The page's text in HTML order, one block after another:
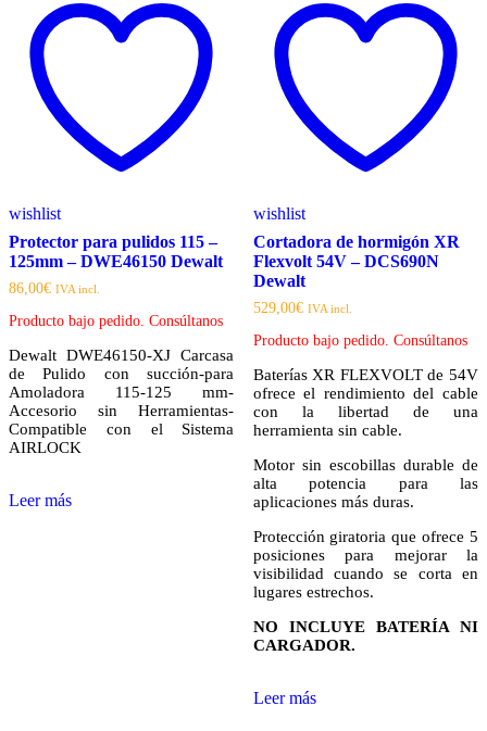
wishlist
Protector para pulidos 115 –
125mm – DWE46150 Dewalt
86,00€ IVA incl.
Producto bajo pedido. Consúltanos
Dewalt DWE46150-XJ Carcasa
de Pulido con succión-para
Amoladora 115-125 mm-
Accesorio sin Herramientas-
Compatible con el Sistema
AIRLOCK
Leer más
wishlist
Cortadora de hormigón XR
Flexvolt 54V – DCS690N
Dewalt
529,00€ IVA incl.
Producto bajo pedido. Consúltanos
Baterías XR FLEXVOLT de 54V
ofrece el rendimiento del cable
con la libertad de una
herramienta sin cable.
Motor sin escobillas durable de
alta potencia para las
aplicaciones más duras.
Protección giratoria que ofrece 5
posiciones para mejorar la
visibilidad cuando se corta en
lugares estrechos.
NO INCLUYE BATERÍA NI
CARGADOR.
Leer más